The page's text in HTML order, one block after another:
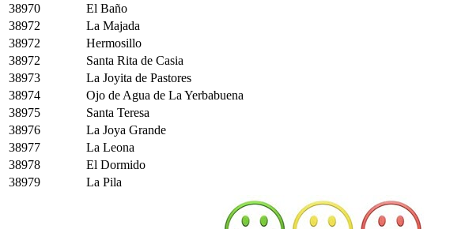
38970
El Baño
38972
La Majada
38972
Hermosillo
38972
Santa Rita de Casia
38973
La Joyita de Pastores
38974
Ojo de Agua de La Yerbabuena
38975
Santa Teresa
38976
La Joya Grande
38977
La Leona
38978
El Dormido
38979
La Pila